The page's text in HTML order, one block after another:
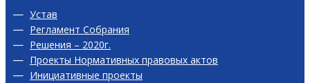
Устав
Регламент Собрания
Решения – 2020г.
Проекты Нормативных правовых актов
Инициативные проекты